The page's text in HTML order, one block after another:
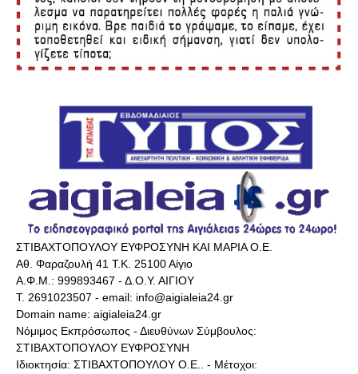
ΣΤΙΒΑΧΤΟΠΟΥΛΟΥ ΕΥΦΡΟΣΥΝΗ ΚΑΙ ΜΑΡΙΑ Ο.Ε.
Αθ. Φαραζουλή 41 Τ.Κ. 25100 Αίγιο
Α.Φ.Μ.: 999893467 - Δ.Ο.Υ. ΑΙΓΙΟΥ
Τ. 2691023507 - email: info@aigialeia24.gr
Domain name: aigialeia24.gr
Νόμιμος Εκπρόσωπος - Διευθύνων Σύμβουλος:
ΣΤΙΒΑΧΤΟΠΟΥΛΟΥ ΕΥΦΡΟΣΥΝΗ
Ιδιοκτησία: ΣΤΙΒΑΧΤΟΠΟΥΛΟΥ Ο.Ε.. - Μέτοχοι: